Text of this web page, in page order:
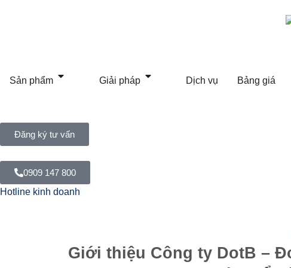
Sản phẩm Giải pháp Dịch vụ Bảng giá
Đăng ký tư vấn
0909 147 800
Hotline kinh doanh
Giới thiệu Công ty DotB –